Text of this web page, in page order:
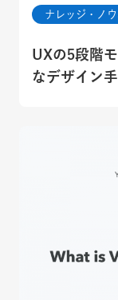
ナレッジ・ノ
UXの5段階
なデザイン